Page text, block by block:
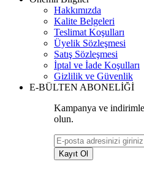
Hakkımızda
Kalite Belgeleri
Teslimat Koşulları
Üyelik Sözleşmesi
Satış Sözleşmesi
İptal ve İade Koşulları
Gizlilik ve Güvenlik
E-BÜLTEN ABONELİĞİ
Kampanya ve
olun.
Kayıt Ol